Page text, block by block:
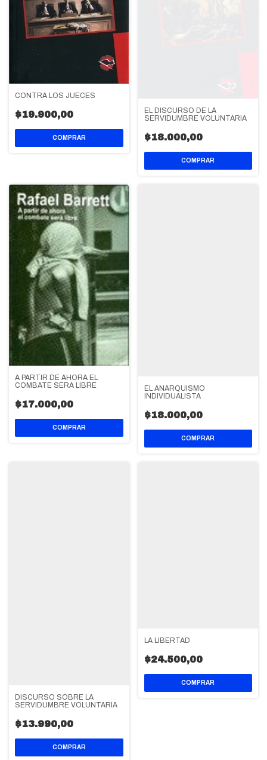
CONTRA LOS JUECES
$19.900,00
EL DISCURSO DE LA
SERVIDUMBRE VOLUNTARIA
$18.000,00
A PARTIR DE AHORA EL
COMBATE SERA LIBRE
$17.000,00
EL ANARQUISMO
INDIVIDUALISTA
$18.000,00
DISCURSO SOBRE LA
SERVIDUMBRE VOLUNTARIA
$13.990,00
LA LIBERTAD
$24.500,00